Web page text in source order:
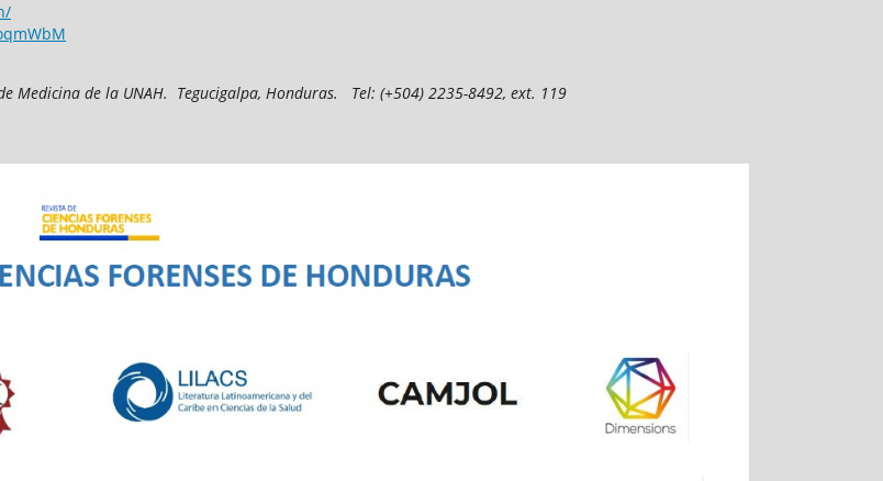
Medicina de la UNAH. Tegucigalpa, Honduras. Tel: (+504) 2235-8492, ext. 119